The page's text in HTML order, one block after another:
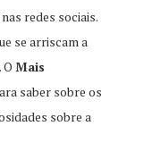
redes sociais.
se arriscam a
Mais
saber sobre os
sobre a